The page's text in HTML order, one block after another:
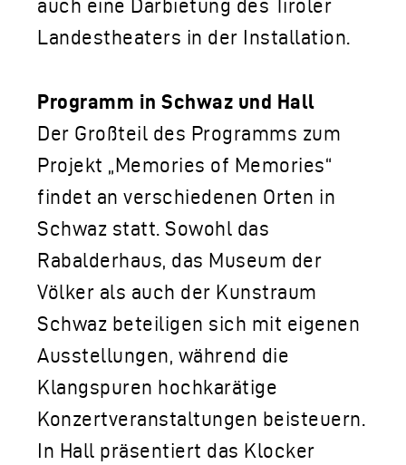
auch eine Darbietung des Tiroler
Landestheaters in der Installation.
Programm in Schwaz und Hall
Der Großteil des Programms zum
Projekt „Memories of Memories“
findet an verschiedenen Orten in
Schwaz statt. Sowohl das
Rabalderhaus, das Museum der
Völker als auch der Kunstraum
Schwaz beteiligen sich mit eigenen
Ausstellungen, während die
Klangspuren hochkarätige
Konzertveranstaltungen beisteuern.
In Hall präsentiert das Klocker